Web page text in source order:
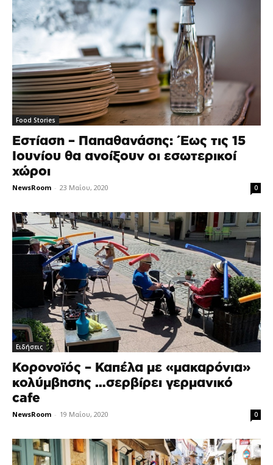
Food Stories
Εστίαση – Παπαθανάσης: Έως τις 15
Ιουνίου θα ανοίξουν οι εσωτερικοί
χώροι
NewsRoom - 23 Μαΐου, 2020 0
Ειδήσεις
Κορονοϊός – Καπέλα με «μακαρόνια»
κολύμβησης …σερβίρει γερμανικό
cafe
NewsRoom - 19 Μαΐου, 2020 0